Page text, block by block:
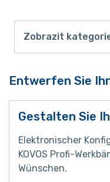
Zobrazit
Entwerfen Sie
Gestalten Sie
Elektronischer
KOVOS Profi-
Wünschen.